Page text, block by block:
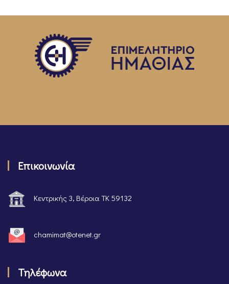
Επικοινωνία
Κεντρικής 3, Βέροια ΤΚ 59132
chamimat@otenet.gr
Τηλέφωνα